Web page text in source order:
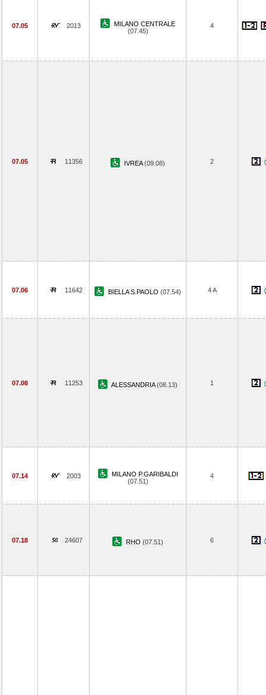
07.05 2013
MILANO CENTRALE
(07.45)
4
07.05 11356 IVREA(09.08) 2
07.06 11642 BIELLA S.PAOLO (07.54) 4 A
07.08 11253 ALESSANDRIA(08.13) 1
07.14 2003
MILANO P.GARIBALDI
(07.51)
4
07.18 24607 RHO (07.51) 6